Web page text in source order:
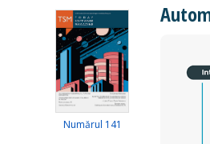
Numărul 141